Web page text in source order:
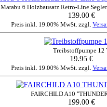
Marabu 6 Holzbausatz Retro-Line
139.00 €
Preis inkl. 19.00% MwSt. zzgl.
Treibstoffpumpe 12
19.95 €
Preis inkl. 19.00% MwSt. zzgl.
FAIRCHILD A10
199.00 €